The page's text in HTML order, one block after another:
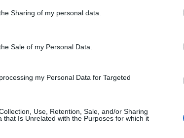
Sharing of my personal data.
Sale of my Personal Data.
my Personal Data for Targeted
Use, Retention, Sale, and/or Sharing
that Is Unrelated with the Purposes for which it